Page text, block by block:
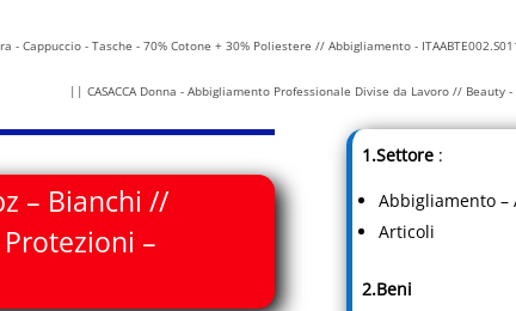
- Cappuccio - Tasche - 70% Cotone + 30% Poliestere // Abbigliamento -
|| CASACCA Donna - Abbigliamento Professionale Divise da Lavoro // Beauty
– Bianchi //
–
1.Settore:
Abbigliamento –
Articoli
2.Beni